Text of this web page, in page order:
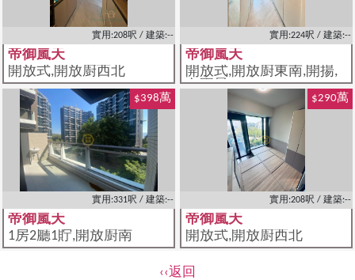
實用:208呎 / 建築:--
帝御嵐天
開放式,開放廚西北
實用:224呎 / 建築:--
帝御嵐天
開放式,開放廚東南,開揚,
內園景
$398萬
實用:331呎 / 建築:--
帝御嵐天
1房2廳1貯,開放廚南
$290萬
實用:208呎 / 建築:--
帝御嵐天
開放式,開放廚西北
‹‹返回